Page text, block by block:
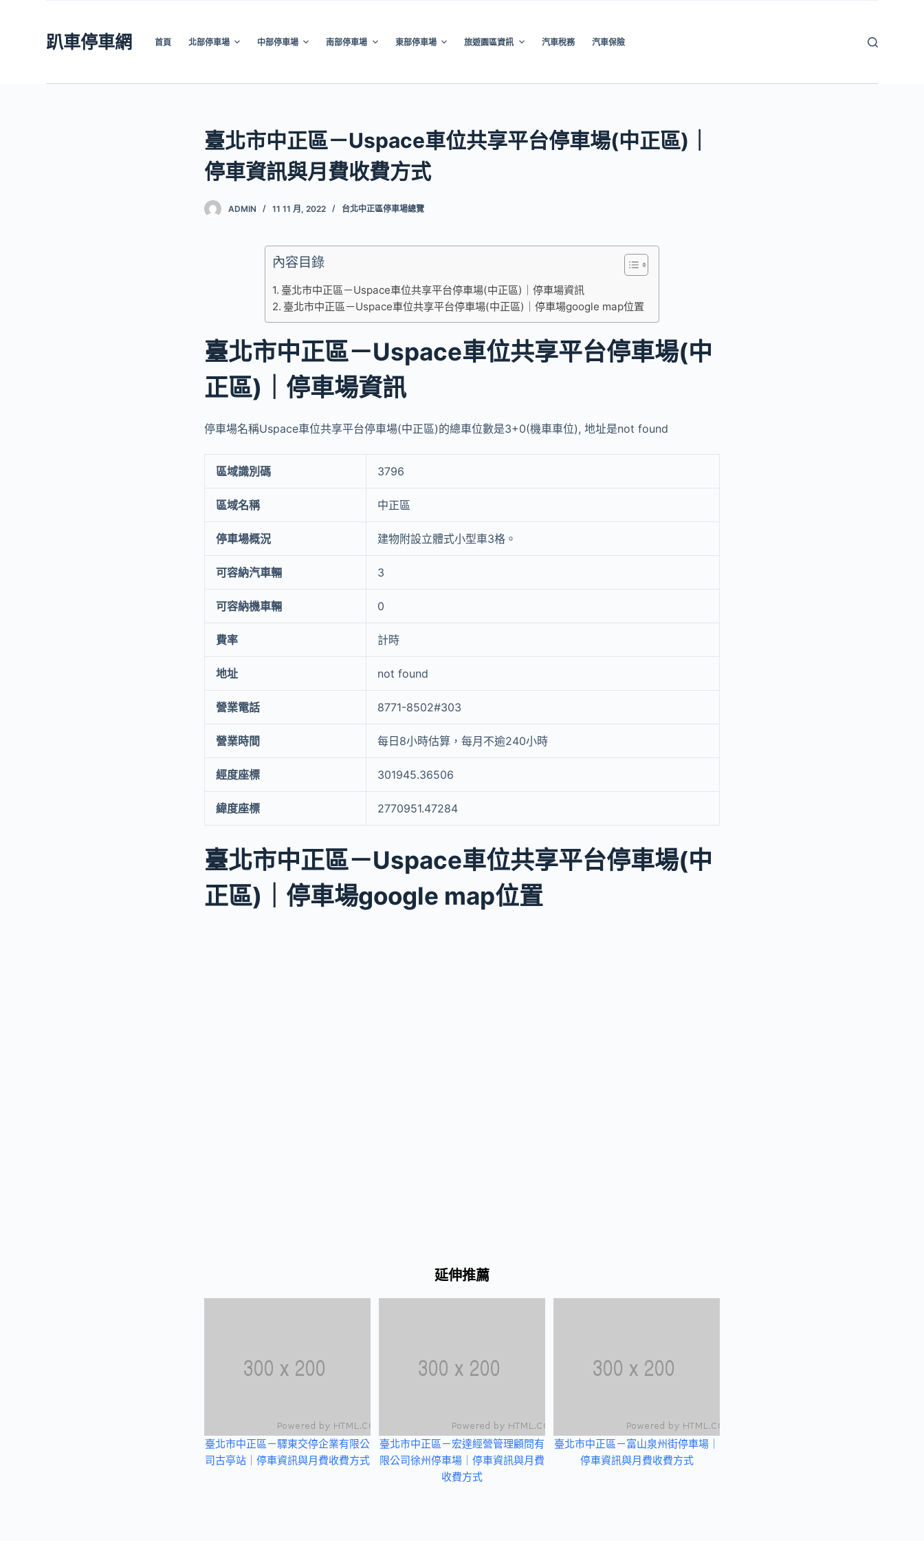
趴車停車網 首頁 北部停車場 中部停車場 南部停車場 東部停車場 旅遊園區資訊 汽車稅務 汽車保險
臺北市中正區－Uspace車位共享平台停車場(中正區)｜
停車資訊與月費收費方式
ADMIN 11 11 月, 2022 台北中正區停車場總覽
內容目錄
臺北市中正區－Uspace車位共享平台停車場(中正區)｜停車場資訊
臺北市中正區－Uspace車位共享平台停車場(中正區)｜停車場google map位置
臺北市中正區－Uspace車位共享平台停車場(中
正區)｜停車場資訊
停車場名稱Uspace車位共享平台停車場(中正區)的總車位數是3+0(機車車位), 地址是not found
區域識別碼 3796
區域名稱 中正區
停車場概況 建物附設立體式小型車3格。
可容納汽車輛 3
可容納機車輛 0
費率 計時
地址 not found
營業電話 8771-8502#303
營業時間 每日8小時估算，每月不逾240小時
經度座標 301945.36506
緯度座標 2770951.47284
臺北市中正區－Uspace車位共享平台停車場(中
正區)｜停車場google map位置
延伸推薦
臺北市中正區－驛東交停企業有限公
司古亭站｜停車資訊與月費收費方式
臺北市中正區－宏達經營管理顧問有
限公司徐州停車場｜停車資訊與月費
收費方式
臺北市中正區－富山泉州街停車場｜
停車資訊與月費收費方式